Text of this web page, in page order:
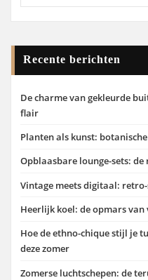
Recente berichten
De charme van gekleurde
flair
Planten als kunst:
Opblaasbare lounge-sets:
Vintage meets digitaal:
Heerlijk koel: de opmars
Hoe de ethno-chique stijl je
deze zomer
Zomerse luchtschepen: de